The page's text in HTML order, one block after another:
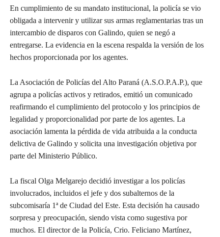
En cumplimiento de su mandato institucional, la policía se vio
obligada a intervenir y utilizar sus armas reglamentarias tras un
intercambio de disparos con Galindo, quien se negó a
entregarse. La evidencia en la escena respalda la versión de los
hechos proporcionada por los agentes.
La Asociación de Policías del Alto Paraná (A.S.O.P.A.P.), que
agrupa a policías activos y retirados, emitió un comunicado
reafirmando el cumplimiento del protocolo y los principios de
legalidad y proporcionalidad por parte de los agentes. La
asociación lamenta la pérdida de vida atribuida a la conducta
delictiva de Galindo y solicita una investigación objetiva por
parte del Ministerio Público.
La fiscal Olga Melgarejo decidió investigar a los policías
involucrados, incluidos el jefe y dos subalternos de la
subcomisaría 1ª de Ciudad del Este. Esta decisión ha causado
sorpresa y preocupación, siendo vista como sugestiva por
muchos. El director de la Policía, Crio. Feliciano Martínez,